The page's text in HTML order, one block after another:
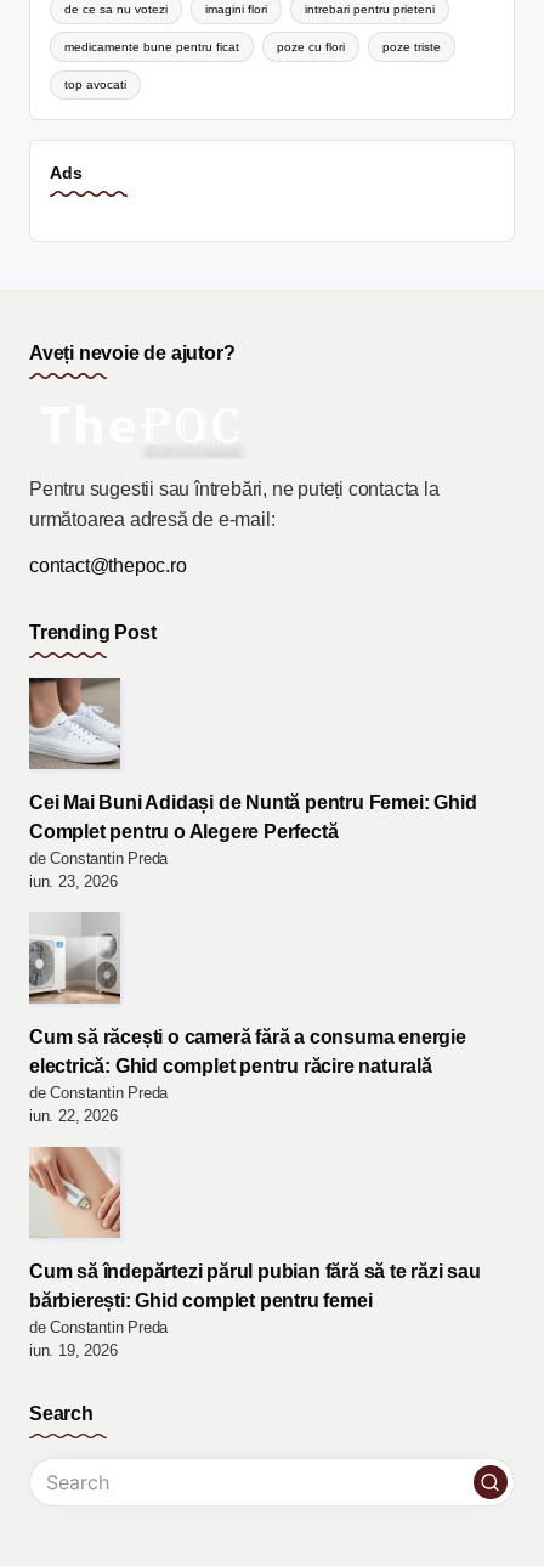
de ce sa nu votezi imagini flori intrebari pentru prieteni
medicamente bune pentru ficat poze cu flori poze triste
top avocati
Ads
Aveți nevoie de ajutor?
Pentru sugestii sau întrebări, ne puteți contacta la
următoarea adresă de e-mail:
contact@thepoc.ro
Trending Post
Cei Mai Buni Adidași de Nuntă pentru Femei: Ghid
Complet pentru o Alegere Perfectă
de Constantin Preda
iun. 23, 2026
Cum să răcești o cameră fără a consuma energie
electrică: Ghid complet pentru răcire naturală
de Constantin Preda
iun. 22, 2026
Cum să îndepărtezi părul pubian fără să te răzi sau
bărbierești: Ghid complet pentru femei
de Constantin Preda
iun. 19, 2026
Search